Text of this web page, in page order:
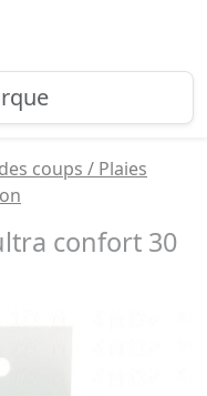
coups / Plaies
confort 30